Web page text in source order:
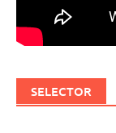
SELECTOR